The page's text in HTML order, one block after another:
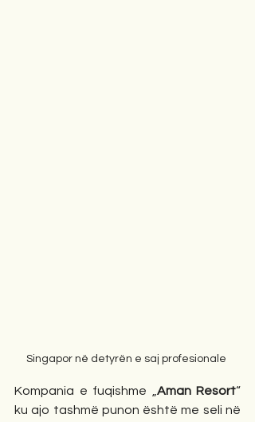
Singapor në detyrën e saj profesionale
Kompania e fuqishme „Aman Resort“
ku ajo tashmë punon është me seli në